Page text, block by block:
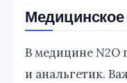
Медицинское
В медицине N2O
и анальгетик.